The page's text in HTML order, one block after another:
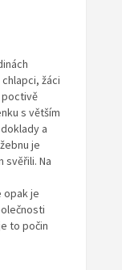
žáci
poctivě
s větším
a
je
svěřili. Na
opak je
to počin